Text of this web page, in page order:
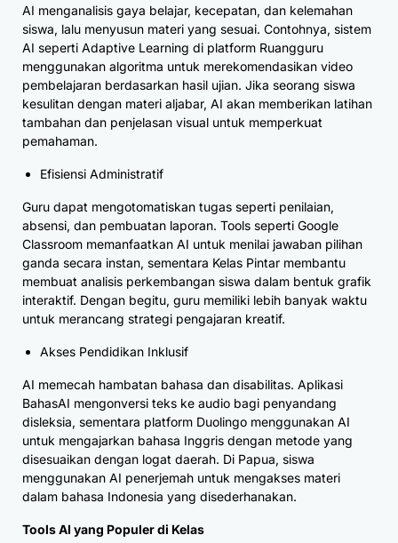
AI menganalisis gaya belajar, kecepatan, dan kelemahan
siswa, lalu menyusun materi yang sesuai. Contohnya, sistem
AI seperti Adaptive Learning di platform Ruangguru
menggunakan algoritma untuk merekomendasikan video
pembelajaran berdasarkan hasil ujian. Jika seorang siswa
kesulitan dengan materi aljabar, AI akan memberikan latihan
tambahan dan penjelasan visual untuk memperkuat
pemahaman.
Efisiensi Administratif
Guru dapat mengotomatiskan tugas seperti penilaian,
absensi, dan pembuatan laporan. Tools seperti Google
Classroom memanfaatkan AI untuk menilai jawaban pilihan
ganda secara instan, sementara Kelas Pintar membantu
membuat analisis perkembangan siswa dalam bentuk grafik
interaktif. Dengan begitu, guru memiliki lebih banyak waktu
untuk merancang strategi pengajaran kreatif.
Akses Pendidikan Inklusif
AI memecah hambatan bahasa dan disabilitas. Aplikasi
BahasAI mengonversi teks ke audio bagi penyandang
disleksia, sementara platform Duolingo menggunakan AI
untuk mengajarkan bahasa Inggris dengan metode yang
disesuaikan dengan logat daerah. Di Papua, siswa
menggunakan AI penerjemah untuk mengakses materi
dalam bahasa Indonesia yang disederhanakan.
Tools AI yang Populer di Kelas